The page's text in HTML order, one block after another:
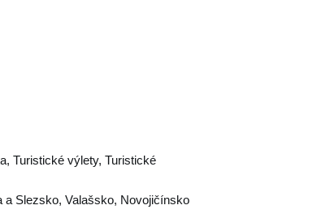
Turistické výlety, Turistické
a Slezsko, Valašsko, Novojičínsko